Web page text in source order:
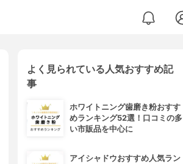
よく見られている人気おすすめ記
事
ホワイトニング歯磨き粉おすす
めランキング52選！口コミの多
い市販品を中心に
アイシャドウおすすめ人気ラン